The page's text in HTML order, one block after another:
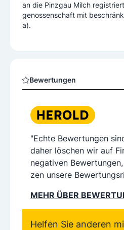
an die Pinzgau Milch
genossenschaft mit
a).
Bewertungen
"Echte Bewertungen
daher löschen wir auf
negativen
zen unsere
MEHR ÜBER
Helfen Sie anderen